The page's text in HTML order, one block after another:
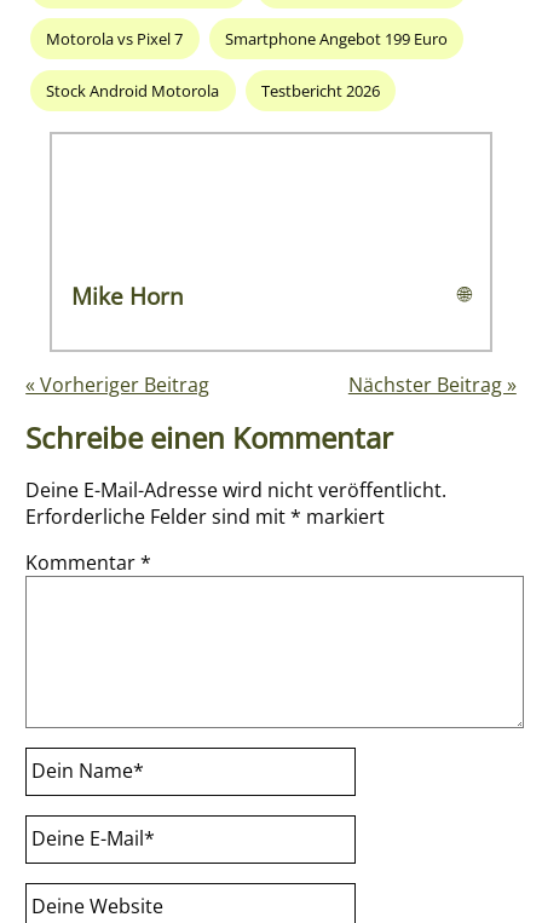
Motorola vs Pixel 7 Smartphone Angebot 199 Euro
Stock Android Motorola Testbericht 2026
Mike Horn 🌐
« Vorheriger Beitrag Nächster Beitrag »
Schreibe einen Kommentar
Deine E-Mail-Adresse wird nicht veröffentlicht.
Erforderliche Felder sind mit* markiert
Kommentar*
Dein Name*
Deine E-Mail*
Deine Website